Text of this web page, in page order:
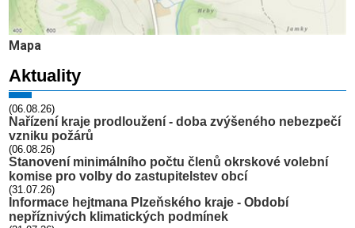
Mapa
Aktuality
(06.08.26)
Nařízení kraje prodloužení - doba zvýšeného nebezpečí
vzniku požárů
(06.08.26)
Stanovení minimálního počtu členů okrskové volební
komise pro volby do zastupitelstev obcí
(31.07.26)
Informace hejtmana Plzeňského kraje - Období
nepříznivých klimatických podmínek